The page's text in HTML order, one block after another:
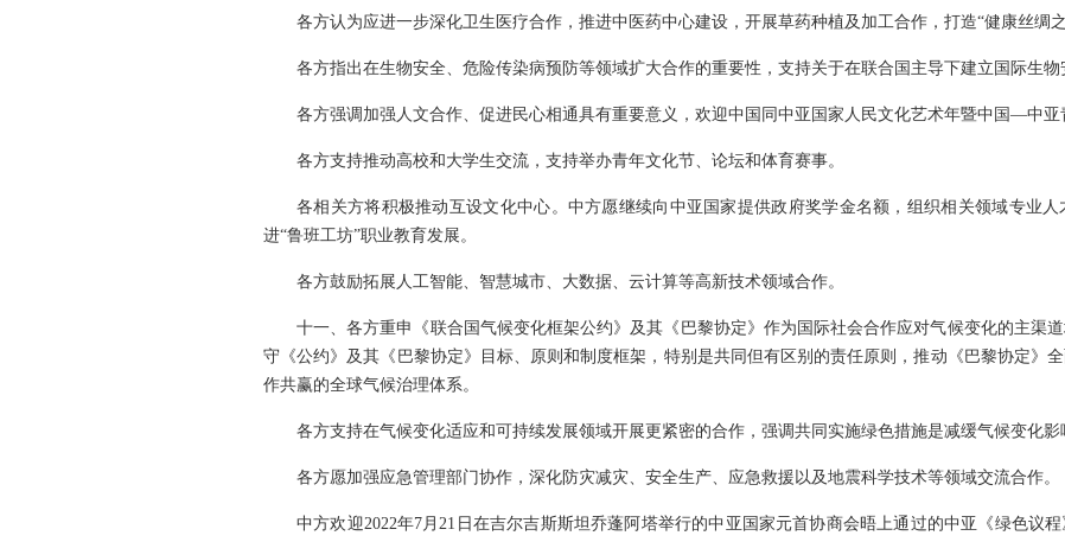
各方认为应进一步深化卫生医疗合作，推进中医药中心建设，开展草药种植及加工合作，打造“健康丝绸之
各方指出在生物安全、危险传染病预防等领域扩大合作的重要性，支持关于在联合国主导下建立国际生物
各方强调加强人文合作、促进民心相通具有重要意义，欢迎中国同中亚国家人民文化艺术年暨中国—中亚
各方支持推动高校和大学生交流，支持举办青年文化节、论坛和体育赛事。
各相关方将积极推动互设文化中心。中方愿继续向中亚国家提供政府奖学金名额，组织相关领域专业
进“鲁班工坊”职业教育发展。
各方鼓励拓展人工智能、智慧城市、大数据、云计算等高新技术领域合作。
十一、各方重申《联合国气候变化框架公约》及其《巴黎协定》作为国际社会合作应对气候变化的主渠
守《公约》及其《巴黎协定》目标、原则和制度框架，特别是共同但有区别的责任原则，推动《巴黎协定》
作共赢的全球气候治理体系。
各方支持在气候变化适应和可持续发展领域开展更紧密的合作，强调共同实施绿色措施是减缓气候变化影
各方愿加强应急管理部门协作，深化防灾减灾、安全生产、应急救援以及地震科学技术等领域交流合作。
中方欢迎2022年7月21日在吉尔吉斯斯坦乔蓬阿塔举行的中亚国家元首协商会晤上通过的中亚《绿色议